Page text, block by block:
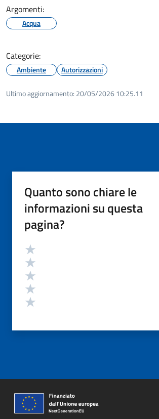
Argomenti:
Acqua
Categorie:
Ambiente Autorizzazioni
Ultimo aggiornamento: 20/05/2026 10:25.11
Quanto sono chiare le
informazioni su questa
pagina?
Valutazione